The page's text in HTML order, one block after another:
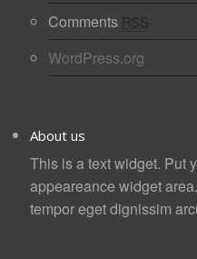
Comments RSS
WordPress.org
About us
This is a text widget. Put
appeareance widget
tempor eget dignissim